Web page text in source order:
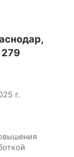
г.